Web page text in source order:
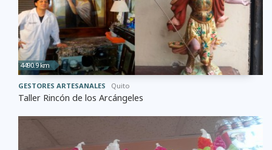
4490.9 km
GESTORES ARTESANALES Quito
Taller Rincón de los Arcángeles